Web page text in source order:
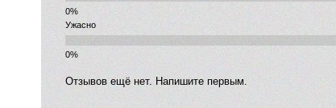
Ужасно
Отзывов ещё нет. Напишите первым.